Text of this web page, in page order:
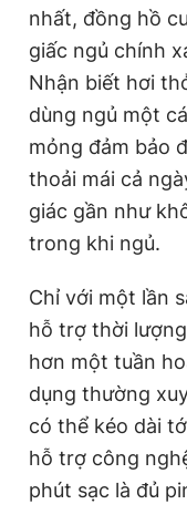
nhất, đồng hồ
giấc ngủ chính
Nhận biết hơi
dùng ngủ một
mỏng đảm bảo
thoải mái cả
giác gần như
trong khi ngủ.
Chỉ với một lần
hỗ trợ thời
hơn một tuần
dụng thường
có thể kéo dài
hỗ trợ công
phút sạc là đủ